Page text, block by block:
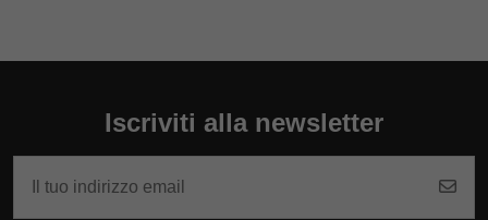
Iscriviti alla newsletter